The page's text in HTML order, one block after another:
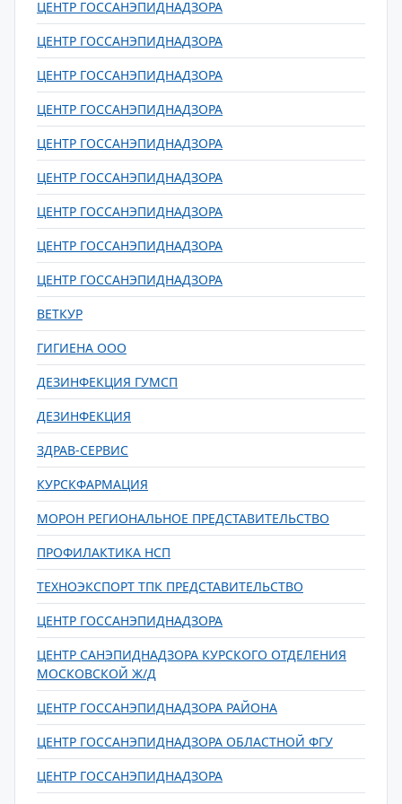
ЦЕНТР ГОССАНЭПИДНАДЗОРА
ЦЕНТР ГОССАНЭПИДНАДЗОРА
ЦЕНТР ГОССАНЭПИДНАДЗОРА
ЦЕНТР ГОССАНЭПИДНАДЗОРА
ЦЕНТР ГОССАНЭПИДНАДЗОРА
ЦЕНТР ГОССАНЭПИДНАДЗОРА
ЦЕНТР ГОССАНЭПИДНАДЗОРА
ЦЕНТР ГОССАНЭПИДНАДЗОРА
ЦЕНТР ГОССАНЭПИДНАДЗОРА
ВЕТКУР
ГИГИЕНА ООО
ДЕЗИНФЕКЦИЯ ГУМСП
ДЕЗИНФЕКЦИЯ
ЗДРАВ-СЕРВИС
КУРСКФАРМАЦИЯ
МОРОН РЕГИОНАЛЬНОЕ ПРЕДСТАВИТЕЛЬСТВО
ПРОФИЛАКТИКА НСП
ТЕХНОЭКСПОРТ ТПК ПРЕДСТАВИТЕЛЬСТВО
ЦЕНТР ГОССАНЭПИДНАДЗОРА
ЦЕНТР САНЭПИДНАДЗОРА КУРСКОГО ОТДЕЛЕНИЯ
МОСКОВСКОЙ Ж/Д
ЦЕНТР ГОССАНЭПИДНАДЗОРА РАЙОНА
ЦЕНТР ГОССАНЭПИДНАДЗОРА ОБЛАСТНОЙ ФГУ
ЦЕНТР ГОССАНЭПИДНАДЗОРА